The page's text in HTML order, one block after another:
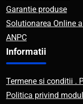
Garantie produse
Solutionarea Online
ANPC
Informatii
Termene si conditii .
Politica privind